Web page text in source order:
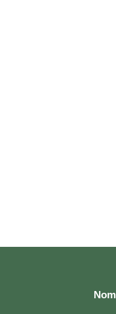
Nom